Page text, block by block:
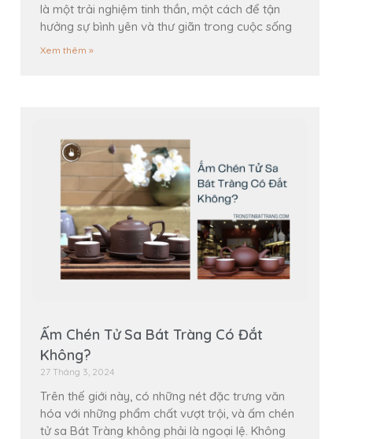
là một trải nghiệm tinh thần, một cách để tận
hưởng sự bình yên và thư giãn trong cuộc sống
Xem thêm »
Ấm Chén Tử Sa Bát Tràng Có Đắt
Không?
27 Tháng 3, 2024
Trên thế giới này, có những nét đặc trưng văn
hóa với những phẩm chất vượt trội, và ấm chén
tử sa Bát Tràng không phải là ngoại lệ. Không